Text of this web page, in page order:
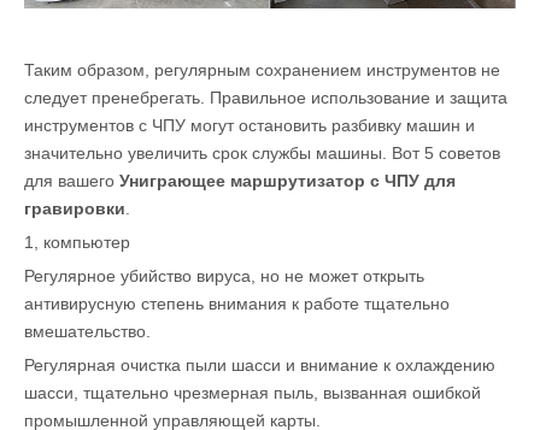
Таким образом, регулярным сохранением инструментов не
следует пренебрегать. Правильное использование и защита
инструментов с ЧПУ могут остановить разбивку машин и
значительно увеличить срок службы машины. Вот 5 советов
для вашего Униграющее маршрутизатор с ЧПУ для
гравировки
1, компьютер
Регулярное убийство вируса, но не может открыть
антивирусную степень внимания к работе тщательно
вмешательство.
Регулярная очистка пыли шасси и внимание к охлаждению
шасси, тщательно чрезмерная пыль, вызванная ошибкой
промышленной управляющей карты.